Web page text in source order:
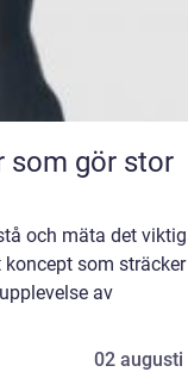
och mäta det
som
av
02 augusti